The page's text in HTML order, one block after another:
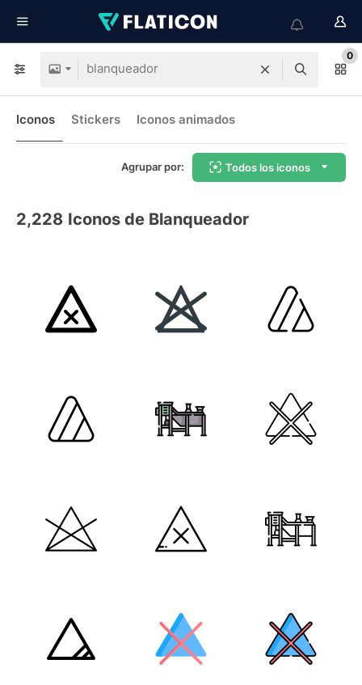
0
Iconos Stickers Iconos animados
Agrupar por: Todos los iconos
2,228 Iconos de Blanqueador